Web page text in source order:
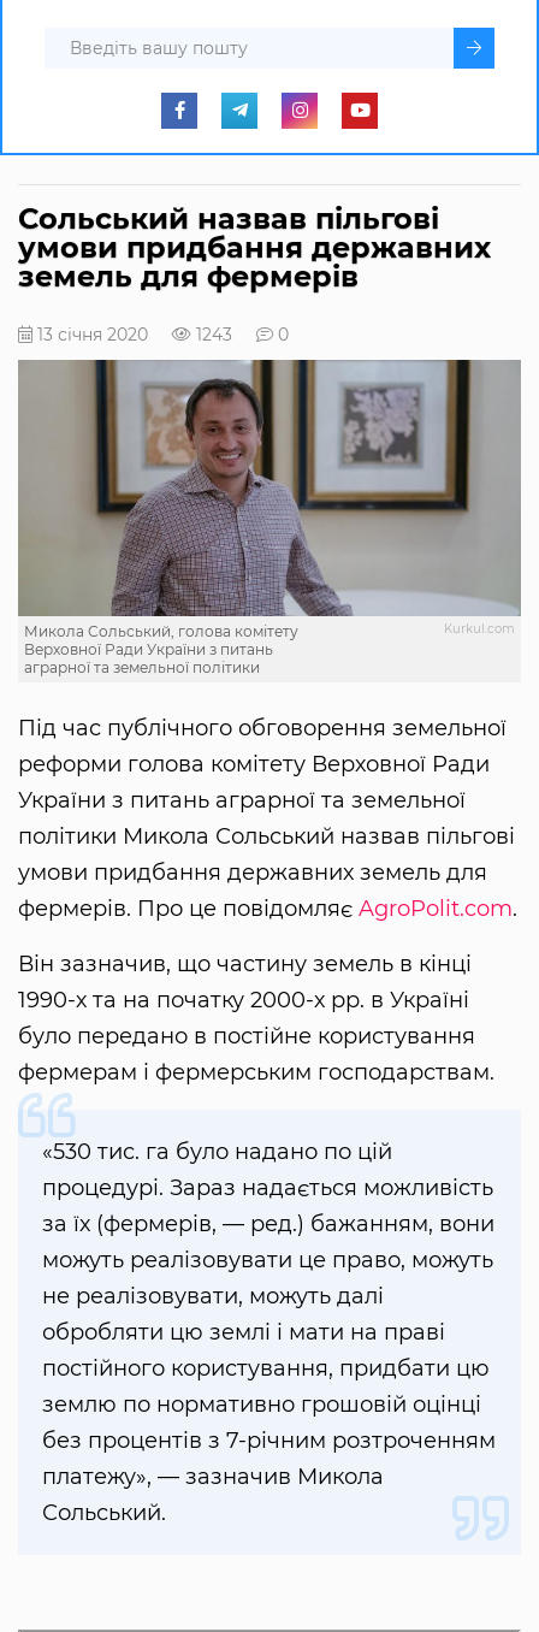
Сольський назвав пільгові
умови придбання державних
земель для фермерів
13 січня 2020 1243 0
Kurkul.com
Микола Сольський, голова комітету
Верховної Ради України з питань
аграрної та земельної політики
Під час публічного обговорення земельної
реформи голова комітету Верховної Ради
України з питань аграрної та земельної
політики Микола Сольський назвав пільгові
умови придбання державних земель для
фермерів. Про це повідомляє AgroPolit.com.
Він зазначив, що частину земель в кінці
1990-х та на початку 2000-х рр. в Україні
було передано в постійне користування
фермерам і фермерським господарствам.
«530 тис. га було надано по цій
процедурі. Зараз надається можливість
за їх (фермерів, — ред.) бажанням, вони
можуть реалізовувати це право, можуть
не реалізовувати, можуть далі
обробляти цю землі і мати на праві
постійного користування, придбати цю
землю по нормативно грошовій оцінці
без процентів з 7-річним розтроченням
платежу», — зазначив Микола
Сольський.